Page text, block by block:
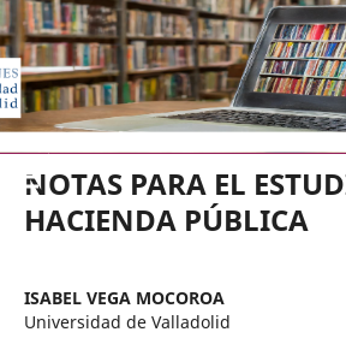
EDICIONES
NOTAS PARA EL
HACIENDA PÚBLICA
ISABEL VEGA MOCOROA
Universidad de Valladolid